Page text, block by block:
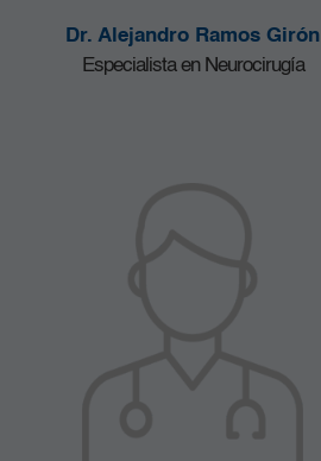
Dr. Alejandro Ramos Girón
Especialista en Neurocirugía